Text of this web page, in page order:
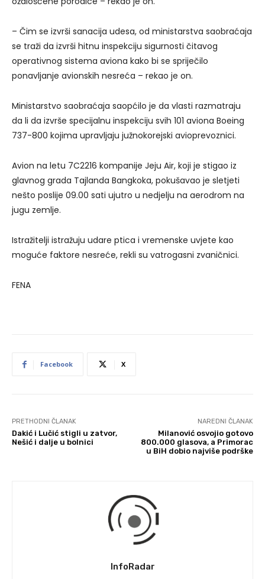
– Čim se izvrši sanacija udesa, od ministarstva saobraćaja
se traži da izvrši hitnu inspekciju sigurnosti čitavog
operativnog sistema aviona kako bi se spriječilo
ponavljanje avionskih nesreća – rekao je on.
Ministarstvo saobraćaja saopćilo je da vlasti razmatraju
da li da izvrše specijalnu inspekciju svih 101 aviona Boeing
737-800 kojima upravljaju južnokorejski avioprevoznici.
Avion na letu 7C2216 kompanije Jeju Air, koji je stigao iz
glavnog grada Tajlanda Bangkoka, pokušavao je sletjeti
nešto poslije 09.00 sati ujutro u nedjelju na aerodrom na
jugu zemlje.
Istražitelji istražuju udare ptica i vremenske uvjete kao
moguće faktore nesreće, rekli su vatrogasni zvaničnici.
FENA
Facebook X
PRETHODNI ČLANAK
Dakić i Lučić stigli u zatvor,
Nešić i dalje u bolnici
NAREDNI ČLANAK
Milanović osvojio gotovo
800.000 glasova, a Primorac
u BiH dobio najviše podrške
InfoRadar